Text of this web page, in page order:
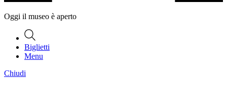
Oggi il museo è aperto
Biglietti
Menu
Chiudi